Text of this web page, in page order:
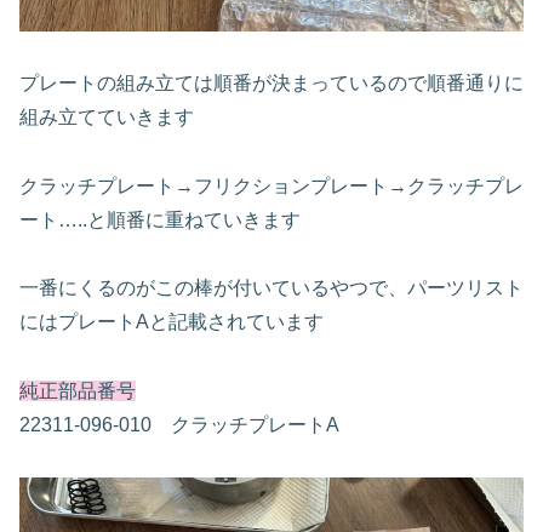
プレートの組み立ては順番が決まっているので順番通りに
組み立てていきます
クラッチプレート→フリクションプレート→クラッチプレ
ート…..と順番に重ねていきます
一番にくるのがこの棒が付いているやつで、パーツリスト
にはプレートAと記載されています
純正部品番号
22311-096-010 クラッチプレートA